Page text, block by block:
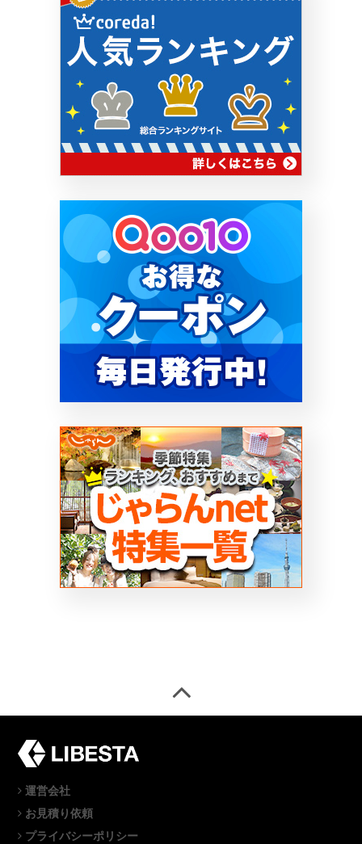
運営会社
お見積り依頼
プライバシーポリシー